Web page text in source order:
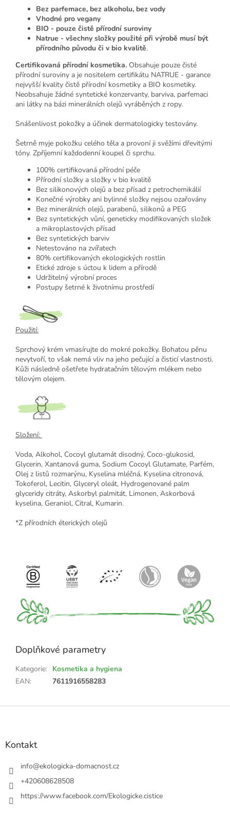
Bez parfemace, bez alkoholu, bez vody
Vhodné pro vegany
BIO - pouze čistě přírodní suroviny
Natrue - všechny složky použité při výrobě musí být
přírodního původu či v bio kvalitě.
Certifikovaná přírodní kosmetika. Obsahuje pouze čisté
přírodní suroviny a je nositelem certifikátu NATRUE - garance
nejvyšší kvality čistě přírodní kosmetiky a BIO kosmetiky.
Neobsahuje žádné syntetické konzervanty, barviva, parfemaci
ani látky na bázi minerálních olejů vyráběných z ropy.
Snášenlivost pokožky a účinek dermatologicky testovány.
Šetrně myje pokožku celého těla a provoní ji svěžími dřevitými
tóny. Zpříjemní každodenní koupel či sprchu.
100% certifikovaná přírodní péče
Přírodní složky a složky v bio kvalitě
Bez silikonových olejů a bez přísad z petrochemikálií
Konečné výrobky ani bylinné složky nejsou ozařovány
Bez minerálních olejů, parabenů, silikonů a PEG
Bez syntetických vůní, geneticky modifikovaných složek
a mikroplastových přísad
Bez syntetických barviv
Netestováno na zvířatech
80% certifikovaných ekologických rostlin
Etické zdroje s úctou k lidem a přírodě
Udržitelný výrobní proces
Postupy šetrné k životnímu prostředí
Použití:
Sprchový krém vmasírujte do mokré pokožky. Bohatou pěnu
nevytvoří, to však nemá vliv na jeho pečující a čisticí vlastnosti.
Kůži následně ošetřete hydratačním tělovým mlékem nebo
tělovým olejem.
Složení:
Voda, Alkohol, Cocoyl glutamát disodný, Coco-glukosid,
Glycerin, Xantanová guma, Sodium Cocoyl Glutamate, Parfém,
Olej z listů rozmarýnu, Kyselina mléčná, Kyselina citronová,
Tokoferol, Lecitin, Glyceryl oleát, Hydrogenované palm
glyceridy citráty, Askorbyl palmitát, Limonen, Askorbová
kyselina, Geraniol, Citral, Kumarin.
*Z přírodních éterických olejů
Doplňkové parametry
Kategorie: Kosmetika a hygiena
EAN: 7611916558283
Z
Kontakt
info@ekologicka-domacnost.cz
+420608628508
https://www.facebook.com/Ekologicke.cistice